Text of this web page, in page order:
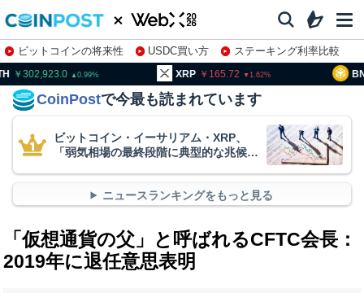
ビットコインの将来性 USDC買い方
ステーキング利率比較
株特集・関連銘柄
0.99 XRP 165.72 1.62 BNB
CoinPostで今最も読まれています
ビットコイン・イーサリアム・XRP、
「弱気相場の最終段階に典型的な兆候」
ニュースランキングをもっと見る
「仮想通貨の父」と呼ばれるCFTC会長：
2019年に退任意思表明